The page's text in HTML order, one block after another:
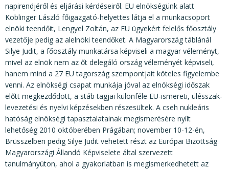
napirendjéről és eljárási kérdéseiről. EU elnökségünk alatt
Koblinger László főigazgató-helyettes látja el a munkacsoport
elnöki teendőit, Lengyel Zoltán, az EU ügyekért felelős főosztály
vezetője pedig az alelnöki teendőket. A Magyarország táblánál
Silye Judit, a főosztály munkatársa képviseli a magyar véleményt,
mivel az elnök nem az őt delegáló ország véleményét képviseli,
hanem mind a 27 EU tagország szempontjait köteles figyelembe
venni. Az elnökségi csapat munkája jóval az elnökségi időszak
előtt megkezdődött, a stáb tagjai különféle EU-ismereti, ülésszak-
levezetési és nyelvi képzésekben részesültek. A cseh nukleáris
hatóság elnökségi tapasztalatainak megismerésére nyílt
lehetőség 2010 októberében Prágában; november 10-12-én,
Brüsszelben pedig Silye Judit vehetett részt az Európai Bizottság
Magyarországi Állandó Képviselete által szervezett
tanulmányúton, ahol a gyakorlatban is megismerkedhetett az